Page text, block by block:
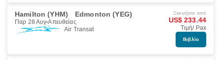
Hamilton (YHM) Edmonton (YEG)
Παρ 28 Αυγ Απευθείας
Air Transat
Ξεκινήστε από
US$ 233.44
Τιμή/ Pax
Βιβλίο